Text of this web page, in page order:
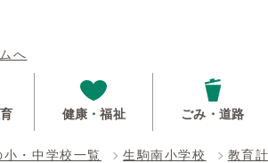
へ
健康・福祉 ごみ・道路
小・中学校一覧 生駒南小学校 教育